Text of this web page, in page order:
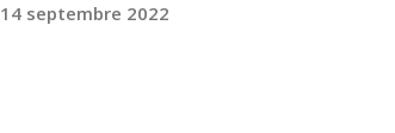
14 septembre 2022